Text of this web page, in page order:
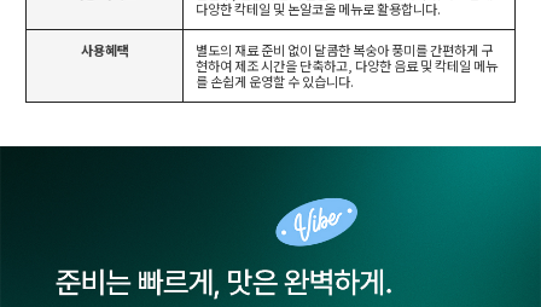
다양한 칵테일 및 논알코올 메뉴로 활용합니다.
사용혜택
별도의 재료 준비 없이 달콤한 복숭아 풍미를 간편하게 구
현하여 제조 시간을 단축하고, 다양한 음료 및 칵테일 메뉴
를 손쉽게 운영할 수 있습니다.